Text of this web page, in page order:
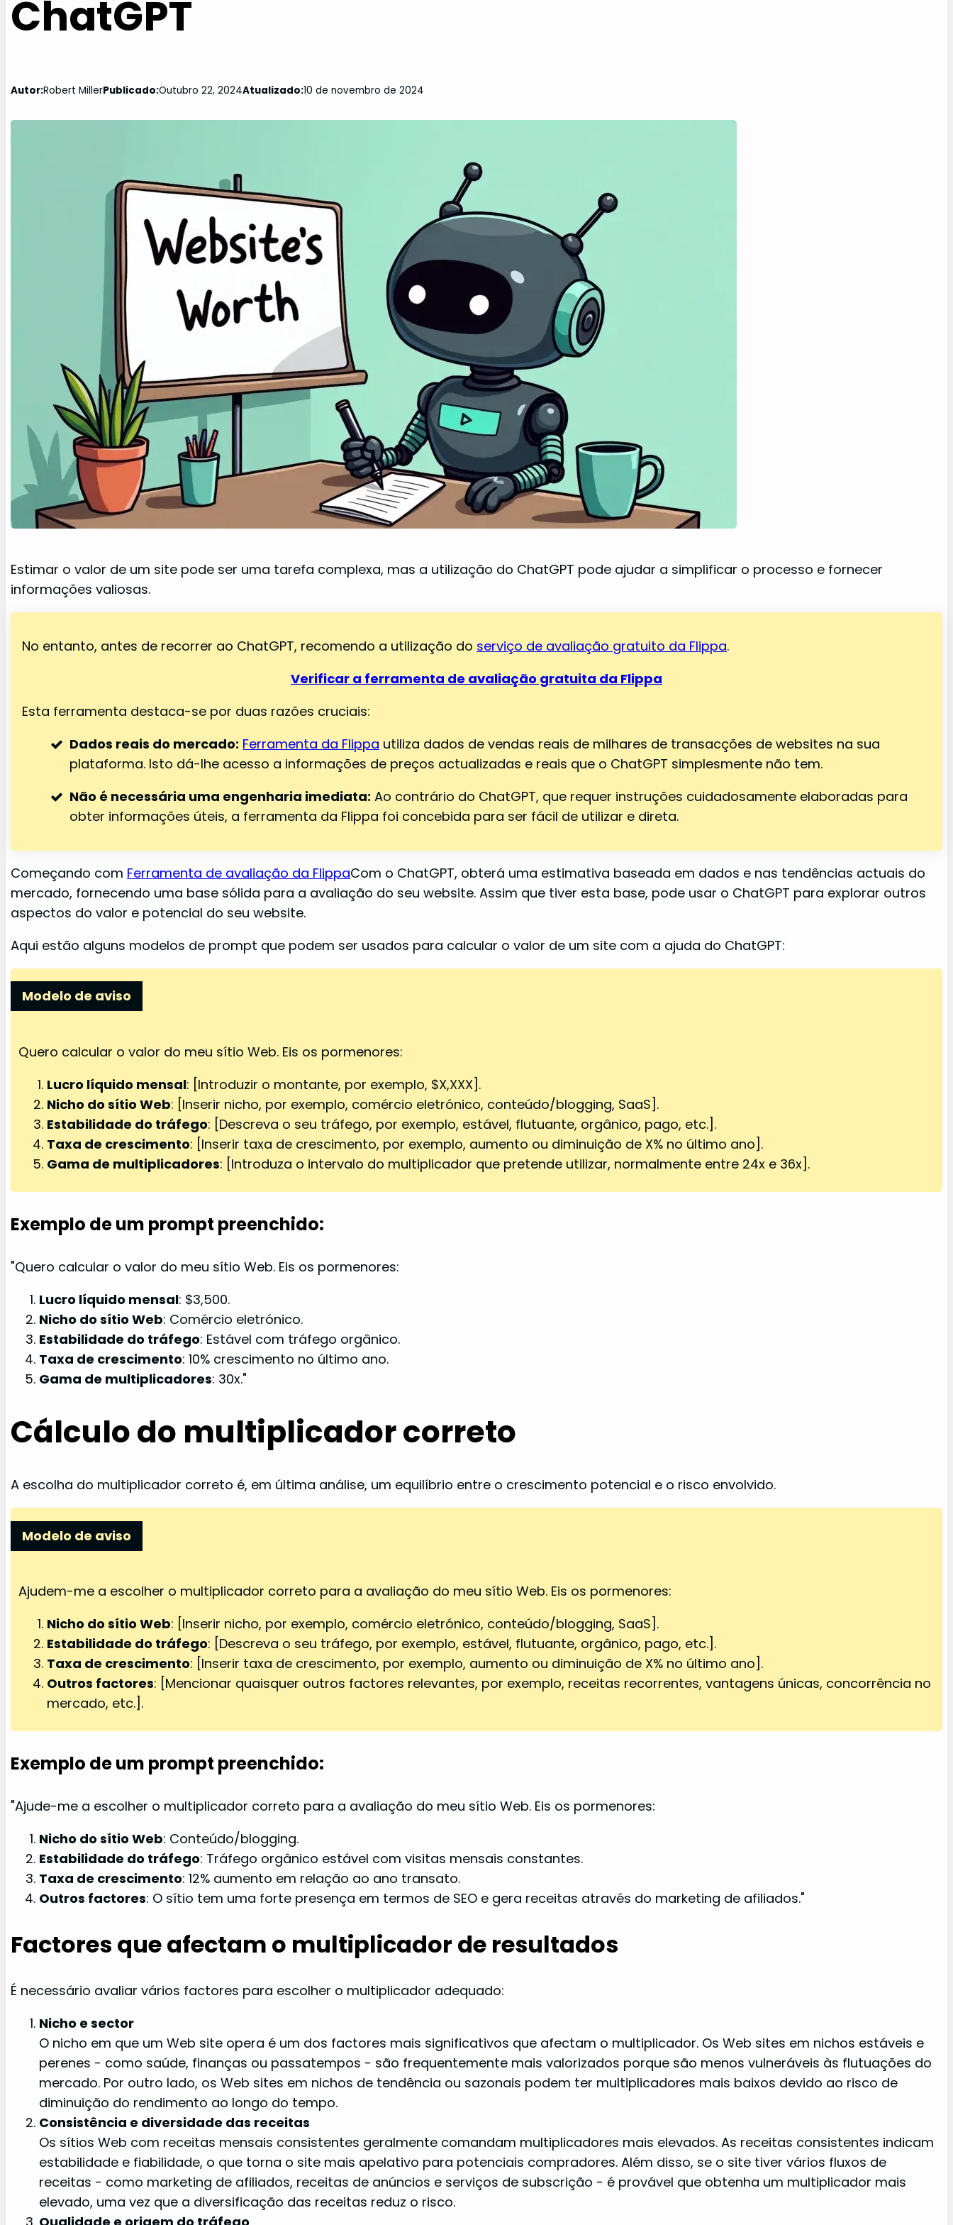
ChatGPT
Autor:Robert MillerPublicado:Outubro 22, 2024Atualizado:10 de novembro de 2024
Estimar o valor de um site pode ser uma tarefa complexa, mas a utilização do ChatGPT pode ajudar a simplificar o processo e fornecer
informações valiosas.
No entanto, antes de recorrer ao ChatGPT, recomendo a utilização do serviço de avaliação gratuito da Flippa.
Verificar a ferramenta de avaliação gratuita da Flippa
Esta ferramenta destaca-se por duas razões cruciais:
Dados reais do mercado: Ferramenta da Flippa utiliza dados de vendas reais de milhares de transacções de websites na sua
plataforma. Isto dá-lhe acesso a informações de preços actualizadas e reais que o ChatGPT simplesmente não tem.
Não é necessária uma engenharia imediata: Ao contrário do ChatGPT, que requer instruções cuidadosamente elaboradas para
obter informações úteis, a ferramenta da Flippa foi concebida para ser fácil de utilizar e direta.
Começando com Ferramenta de avaliação da FlippaCom o ChatGPT, obterá uma estimativa baseada em dados e nas tendências actuais do
mercado, fornecendo uma base sólida para a avaliação do seu website. Assim que tiver esta base, pode usar o ChatGPT para explorar outros
aspectos do valor e potencial do seu website.
Aqui estão alguns modelos de prompt que podem ser usados para calcular o valor de um site com a ajuda do ChatGPT:
Modelo de aviso
Quero calcular o valor do meu sítio Web. Eis os pormenores:
Lucro líquido mensal: [Introduzir o montante, por exemplo, $X,XXX].
Nicho do sítio Web: [Inserir nicho, por exemplo, comércio eletrónico, conteúdo/blogging, SaaS].
Estabilidade do tráfego: [Descreva o seu tráfego, por exemplo, estável, flutuante, orgânico, pago, etc.].
Taxa de crescimento: [Inserir taxa de crescimento, por exemplo, aumento ou diminuição de X% no último ano].
Gama de multiplicadores: [Introduza o intervalo do multiplicador que pretende utilizar, normalmente entre 24x e 36x].
Exemplo de um prompt preenchido:
"Quero calcular o valor do meu sítio Web. Eis os pormenores:
Lucro líquido mensal: $3,500.
Nicho do sítio Web: Comércio eletrónico.
Estabilidade do tráfego: Estável com tráfego orgânico.
Taxa de crescimento: 10% crescimento no último ano.
Gama de multiplicadores: 30x."
Cálculo do multiplicador correto
A escolha do multiplicador correto é, em última análise, um equilíbrio entre o crescimento potencial e o risco envolvido.
Modelo de aviso
Ajudem-me a escolher o multiplicador correto para a avaliação do meu sítio Web. Eis os pormenores:
Nicho do sítio Web: [Inserir nicho, por exemplo, comércio eletrónico, conteúdo/blogging, SaaS].
Estabilidade do tráfego: [Descreva o seu tráfego, por exemplo, estável, flutuante, orgânico, pago, etc.].
Taxa de crescimento: [Inserir taxa de crescimento, por exemplo, aumento ou diminuição de X% no último ano].
Outros factores: [Mencionar quaisquer outros factores relevantes, por exemplo, receitas recorrentes, vantagens únicas, concorrência no
mercado, etc.].
Exemplo de um prompt preenchido:
"Ajude-me a escolher o multiplicador correto para a avaliação do meu sítio Web. Eis os pormenores:
Nicho do sítio Web: Conteúdo/blogging.
Estabilidade do tráfego: Tráfego orgânico estável com visitas mensais constantes.
Taxa de crescimento: 12% aumento em relação ao ano transato.
Outros factores: O sítio tem uma forte presença em termos de SEO e gera receitas através do marketing de afiliados."
Factores que afectam o multiplicador de resultados
É necessário avaliar vários factores para escolher o multiplicador adequado:
Nicho e sector
O nicho em que um Web site opera é um dos factores mais significativos que afectam o multiplicador. Os Web sites em nichos estáveis e
perenes - como saúde, finanças ou passatempos - são frequentemente mais valorizados porque são menos vulneráveis às flutuações do
mercado. Por outro lado, os Web sites em nichos de tendência ou sazonais podem ter multiplicadores mais baixos devido ao risco de
diminuição do rendimento ao longo do tempo.
Consistência e diversidade das receitas
Os sítios Web com receitas mensais consistentes geralmente comandam multiplicadores mais elevados. As receitas consistentes indicam
estabilidade e fiabilidade, o que torna o site mais apelativo para potenciais compradores. Além disso, se o site tiver vários fluxos de
receitas - como marketing de afiliados, receitas de anúncios e serviços de subscrição - é provável que obtenha um multiplicador mais
elevado, uma vez que a diversificação das receitas reduz o risco.